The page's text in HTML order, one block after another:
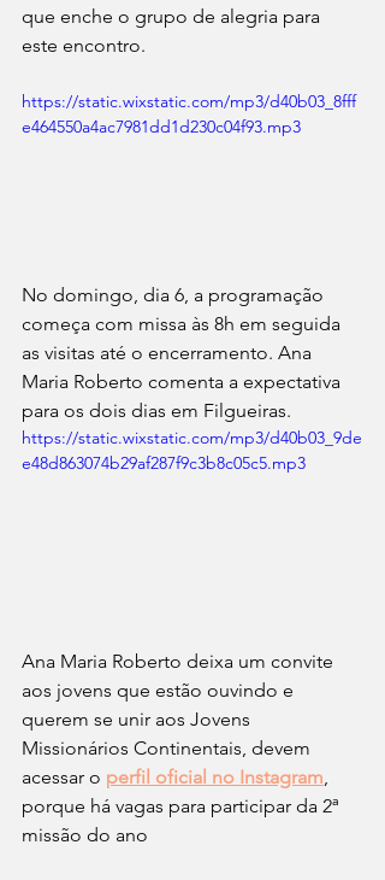
que enche o grupo de alegria para
este encontro.
https://static.wixstatic.com/mp3/d40b03_8fff
e464550a4ac7981dd1d230c04f93.mp3
No domingo, dia 6, a programação
começa com missa às 8h em seguida
as visitas até o encerramento. Ana
Maria Roberto comenta a expectativa
para os dois dias em Filgueiras.
https://static.wixstatic.com/mp3/d40b03_9de
e48d863074b29af287f9c3b8c05c5.mp3
Ana Maria Roberto deixa um convite
aos jovens que estão ouvindo e
querem se unir aos Jovens
Missionários Continentais, devem
acessar o perfil oficial no Instagram,
porque há vagas para participar da 2ª
missão do ano